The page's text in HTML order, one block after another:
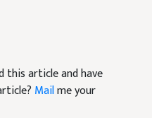
this article and have
Mailme your